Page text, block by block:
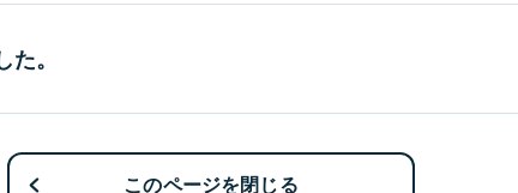
。
このページを閉じる